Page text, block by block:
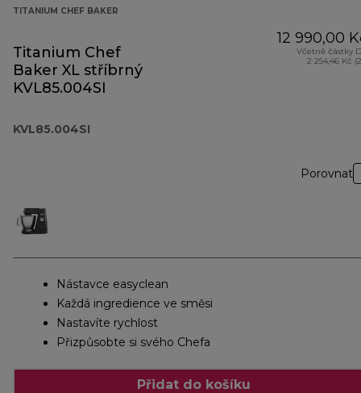
TITANIUM CHEF BAKER
Titanium Chef
Baker XL stříbrný
KVL85.004SI
KVL85.004SI
12 990,00
Včetně částky
2 254,46 Kč
Porovnat
Nástavce easyclean
Každá ingredience ve směsi
Nastavíte rychlost
Přizpůsobte si svého Chefa
Přidat do košíku